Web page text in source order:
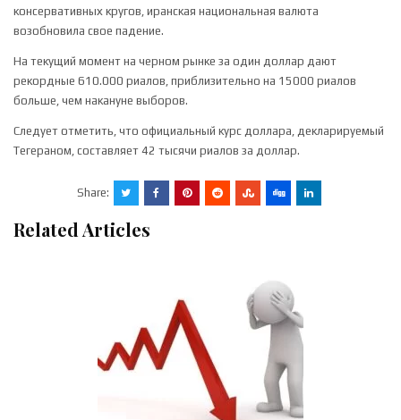
консервативных кругов, иранская национальная валюта
возобновила свое падение.
На текущий момент на черном рынке за один доллар дают
рекордные 610.000 риалов, приблизительно на 15000 риалов
больше, чем накануне выборов.
Следует отметить, что официальный курс доллара, декларируемый
Тегераном, составляет 42 тысячи риалов за доллар.
Share:
Related Articles